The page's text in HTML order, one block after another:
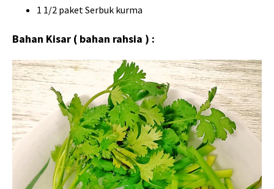
1 1/2 paket Serbuk kurma
Bahan Kisar ( bahan rahsia ) :